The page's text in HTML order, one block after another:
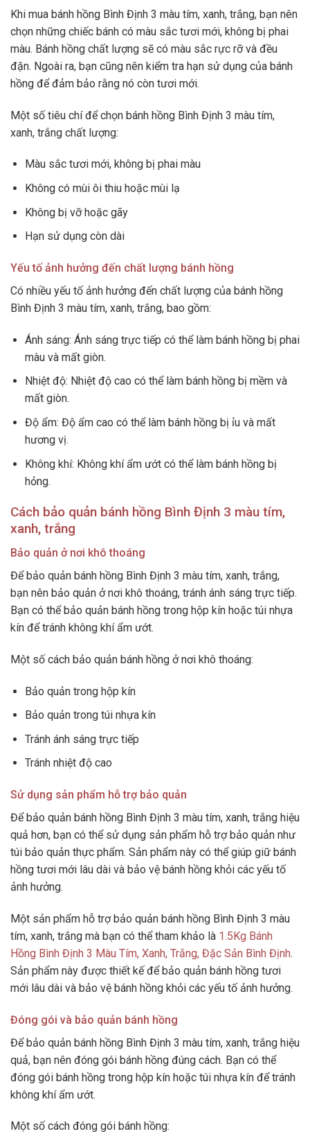
Khi mua bánh hồng Bình Định 3 màu tím, xanh, trắng, bạn nên
chọn những chiếc bánh có màu sắc tươi mới, không bị phai
màu. Bánh hồng chất lượng sẽ có màu sắc rực rỡ và đều
đặn. Ngoài ra, bạn cũng nên kiểm tra hạn sử dụng của bánh
hồng để đảm bảo rằng nó còn tươi mới.
Một số tiêu chí để chọn bánh hồng Bình Định 3 màu tím,
xanh, trắng chất lượng:
Màu sắc tươi mới, không bị phai màu
Không có mùi ôi thiu hoặc mùi lạ
Không bị vỡ hoặc gãy
Hạn sử dụng còn dài
Yếu tố ảnh hưởng đến chất lượng bánh hồng
Có nhiều yếu tố ảnh hưởng đến chất lượng của bánh hồng
Bình Định 3 màu tím, xanh, trắng, bao gồm:
Ánh sáng: Ánh sáng trực tiếp có thể làm bánh hồng bị phai
màu và mất giòn.
Nhiệt độ: Nhiệt độ cao có thể làm bánh hồng bị mềm và
mất giòn.
Độ ẩm: Độ ẩm cao có thể làm bánh hồng bị ỉu và mất
hương vị.
Không khí: Không khí ẩm ướt có thể làm bánh hồng bị
hỏng.
Cách bảo quản bánh hồng Bình Định 3 màu tím,
xanh, trắng
Bảo quản ở nơi khô thoáng
Để bảo quản bánh hồng Bình Định 3 màu tím, xanh, trắng,
bạn nên bảo quản ở nơi khô thoáng, tránh ánh sáng trực tiếp.
Bạn có thể bảo quản bánh hồng trong hộp kín hoặc túi nhựa
kín để tránh không khí ẩm ướt.
Một số cách bảo quản bánh hồng ở nơi khô thoáng:
Bảo quản trong hộp kín
Bảo quản trong túi nhựa kín
Tránh ánh sáng trực tiếp
Tránh nhiệt độ cao
Sử dụng sản phẩm hỗ trợ bảo quản
Để bảo quản bánh hồng Bình Định 3 màu tím, xanh, trắng hiệu
quả hơn, bạn có thể sử dụng sản phẩm hỗ trợ bảo quản như
túi bảo quản thực phẩm. Sản phẩm này có thể giúp giữ bánh
hồng tươi mới lâu dài và bảo vệ bánh hồng khỏi các yếu tố
ảnh hưởng.
Một sản phẩm hỗ trợ bảo quản bánh hồng Bình Định 3 màu
tím, xanh, trắng mà bạn có thể tham khảo là 1.5Kg Bánh
Hồng Bình Định 3 Màu Tím, Xanh, Trắng, Đặc Sản Bình Định.
Sản phẩm này được thiết kế để bảo quản bánh hồng tươi
mới lâu dài và bảo vệ bánh hồng khỏi các yếu tố ảnh hưởng.
Đóng gói và bảo quản bánh hồng
Để bảo quản bánh hồng Bình Định 3 màu tím, xanh, trắng hiệu
quả, bạn nên đóng gói bánh hồng đúng cách. Bạn có thể
đóng gói bánh hồng trong hộp kín hoặc túi nhựa kín để tránh
không khí ẩm ướt.
Một số cách đóng gói bánh hồng: